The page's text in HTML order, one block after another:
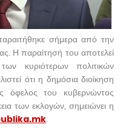
σήμερα από την
Η παραίτησή του αποτελεί
κυριότερων πολιτικών
ότι η δημόσια διοίκηση
όφελος του κυβερνώντος
των εκλογών, σημειώνει η
.